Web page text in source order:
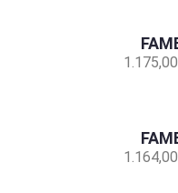
1.175,00
1.164,00